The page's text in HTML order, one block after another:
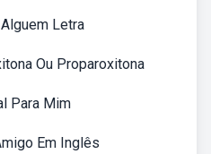
Letra
Ou Proparoxitona
Para Mim
Em Inglês